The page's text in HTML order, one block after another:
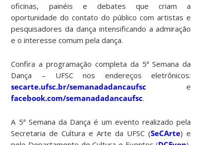
oficinas, painéis e debates que criam a
oportunidade do contato do público com artistas e
pesquisadores da dança intensificando a admiração
e o interesse comum pela dança.
Confira a programação completa da 5ª Semana da
Dança – UFSC nos endereços eletrônicos:
secarte.ufsc.br/semanadadancaufsc e
facebook.com/semanadadancaufsc.
A 5ª Semana da Dança é um evento realizado pela
Secretaria de Cultura e Arte da UFSC (SeCArte) e